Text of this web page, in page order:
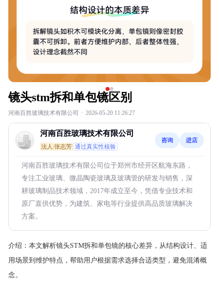
镜头stm拆和单包镜区别
河南百胜玻璃技术有限公司 · 2026-05-20 11:26:27
河南百胜玻璃技术有限公司
法人:张志芳 通过真实性核验
咨询 进店
河南百胜玻璃技术有限公司位于郑州市经开区航海东路，
专注工业玻璃、微晶陶瓷玻璃及玻璃管的研发与销售，深
耕玻璃制品技术领域，2017年成立至今，凭借专业技术和
原厂直供优势，为建筑、家电等行业提供高品质玻璃解决
方案。
介绍： 本文解析镜头STM拆和单包镜的核心差异，从结构设计、适
用场景到维护特点，帮助用户根据需求选择合适类型，避免混淆概
念。